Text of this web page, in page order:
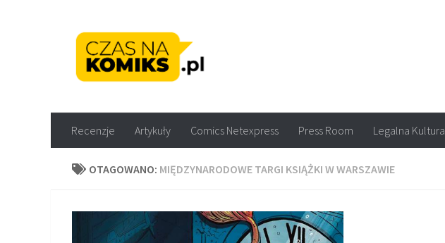
Recenzje Artykuły Comics Netexpress Press Room Legalna Kultura
OTAGOWANO: MIĘDZYNARODOWE TARGI KSIĄŻKI W WARSZAWIE